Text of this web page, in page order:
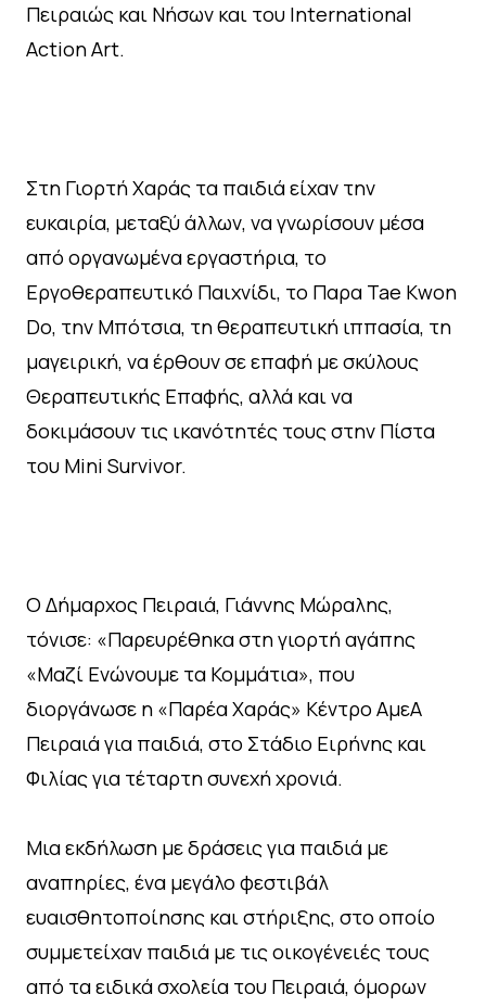
Πειραιώς και Νήσων και του International
Action Art.
Στη Γιορτή Χαράς τα παιδιά είχαν την
ευκαιρία, μεταξύ άλλων, να γνωρίσουν μέσα
από οργανωμένα εργαστήρια, το
Εργοθεραπευτικό Παιχνίδι, το Παρα Tae Kwon
Do, την Μπότσια, τη θεραπευτική ιππασία, τη
μαγειρική, να έρθουν σε επαφή με σκύλους
Θεραπευτικής Επαφής, αλλά και να
δοκιμάσουν τις ικανότητές τους στην Πίστα
του Mini Survivor.
Ο Δήμαρχος Πειραιά, Γιάννης Μώραλης,
τόνισε: «Παρευρέθηκα στη γιορτή αγάπης
«Μαζί Ενώνουμε τα Κομμάτια», που
διοργάνωσε η «Παρέα Χαράς» Κέντρο ΑμεΑ
Πειραιά για παιδιά, στο Στάδιο Ειρήνης και
Φιλίας για τέταρτη συνεχή χρονιά.
Μια εκδήλωση με δράσεις για παιδιά με
αναπηρίες, ένα μεγάλο φεστιβάλ
ευαισθητοποίησης και στήριξης, στο οποίο
συμμετείχαν παιδιά με τις οικογένειές τους
από τα ειδικά σχολεία του Πειραιά, όμορων